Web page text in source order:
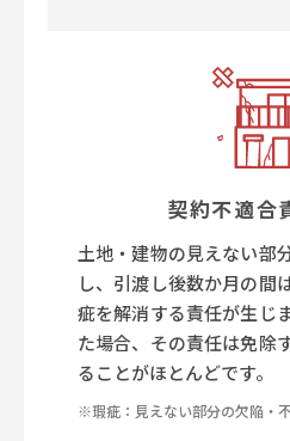
契約不適合
土地・建物の見えない部
し、引渡し後数か月の間
疵を解消する責任が生じ
た場合、その責任は免除
ることがほとんどです。
※瑕疵：見えない部分の欠陥・